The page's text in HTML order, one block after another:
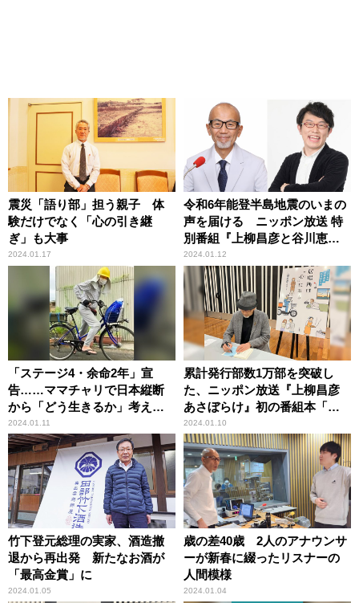
震災「語り部」担う親子 体
験だけでなく「心の引き継
ぎ」も大事
2024.01.17
令和6年能登半島地震のいまの
声を届ける ニッポン放送 特
別番組『上柳昌彦と谷川恵一
のオールナイトニッポン
GOLD』
2024.01.12
「ステージ4・余命2年」宣
告……ママチャリで日本縦断
から「どう生きるか」考える
80歳
2024.01.11
累計発行部数1万部を突破し
た、ニッポン放送『上柳昌彦
あさぼらけ』初の番組本「居
場所は“心（ここ）”にある」
年末年始も全国リスナーから
の反響をよび、更なる重版
（第4版）が決定！
2024.01.10
竹下登元総理の実家、酒造撤
退から再出発 新たなお酒が
「最高金賞」に
2024.01.05
歳の差40歳 2人のアナウンサ
ーが新春に綴ったリスナーの
人間模様
2024.01.04